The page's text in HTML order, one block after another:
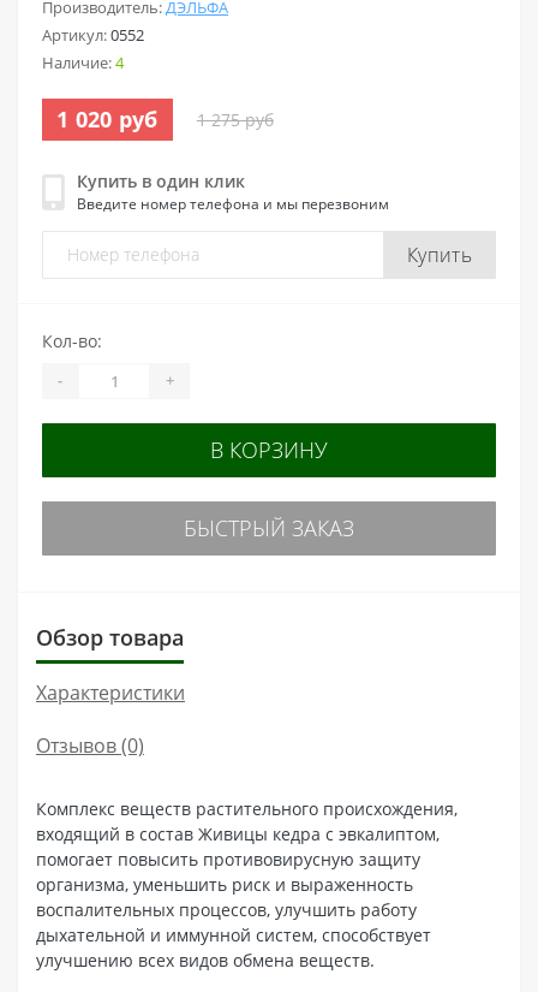
Производитель:ДЭЛЬФА
Артикул:0552
Наличие:4
1 020 руб 1 275 руб
Купить в один клик
Введите номер телефона и мы перезвоним
Купить
Кол-во:
- +
В КОРЗИНУ
БЫСТРЫЙ ЗАКАЗ
Обзор товара
Характеристики
Отзывов (0)
Комплекс веществ растительного происхождения,
входящий в состав Живицы кедра с эвкалиптом,
помогает повысить противовирусную защиту
организма, уменьшить риск и выраженность
воспалительных процессов, улучшить работу
дыхательной и иммунной систем, способствует
улучшению всех видов обмена веществ.